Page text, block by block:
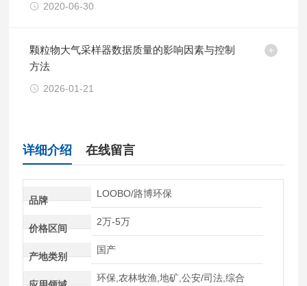
2020-06-30
颗粒物大气采样器数据质量的影响因素与控制
方法
2026-01-21
详细介绍 在线留言
品牌
LOOBO/路博环保
价格区间
2万-5万
产地类别
国产
环保,农林牧渔,地矿,公安/司法,综合